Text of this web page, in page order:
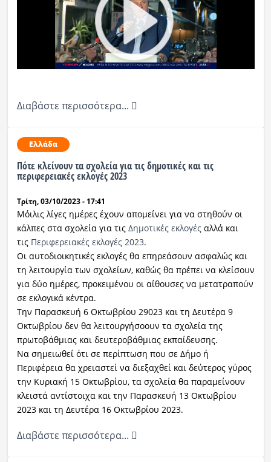
Διαβάστε περισσότερα...
Ελλάδα
Πότε κλείνουν τα σχολεία για τις δημοτικές και τις
περιφερειακές εκλογές 2023
Τρίτη, 03/10/2023 - 17:41
Μόιλις λίγες ημέρες έχουν απομείνει για να στηθούν οι
κάλπες στα σχολεία για τις Δημοτικές εκλογέςαλλά και
τις Περιφερειακές εκλογές 2023.
Οι αυτοδιοικητικές εκλογές θα επηρεάσουν ασφαλώς και
τη λειτουργία των σχολείων, καθώς θα πρέπει να κλείσουν
για δύο ημέρες, προκειμένου οι αίθουσες να μετατραπούν
σε εκλογικά κέντρα.
Την Παρασκευή 6 Οκτωβρίου 29023 και τη Δευτέρα 9
Οκτωβρίου δεν θα λειτουργήσοουν τα σχολεία της
πρωτοβάθμιας και δευτεροβάθμιας εκπαίδευσης.
Να σημειωθεί ότι σε περίπτωση που σε Δήμο ή
Περιφέρεια θα χρειαστεί να διεξαχθεί και δεύτερος γύρος
την Κυριακή 15 Οκτωβρίου, τα σχολεία θα παραμείνουν
κλειστά αντίστοιχα και την Παρασκευή 13 Οκτωβρίου
2023 και τη Δευτέρα 16 Οκτωβρίου 2023.
Διαβάστε περισσότερα...